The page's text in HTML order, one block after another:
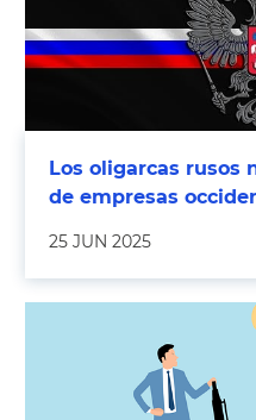
Los oligarcas rusos
de empresas
25 JUN 2025